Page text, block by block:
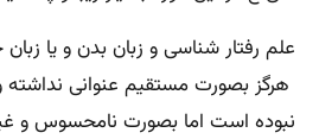
علم رفتار شناسی و زبان بدن و یا زبان
هرگز بصورت مستقیم عنوانی
نبوده است اما بصورت نامحسوس و